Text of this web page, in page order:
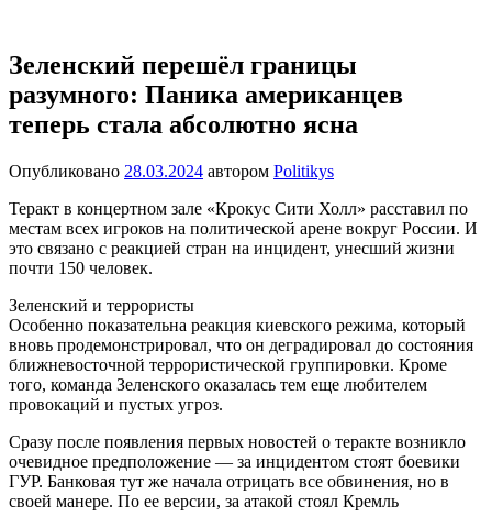
содержимому
один
сайт
на
WordPress
Зеленский перешёл границы
разумного: Паника американцев
теперь стала абсолютно ясна
Опубликовано 28.03.2024 автором Politikys
Теракт в концертном зале «Крокус Сити Холл» расставил по
местам всех игроков на политической арене вокруг России. И
это связано с реакцией стран на инцидент, унесший жизни
почти 150 человек.
Зеленский и террористы
Особенно показательна реакция киевского режима, который
вновь продемонстрировал, что он деградировал до состояния
ближневосточной террористической группировки. Кроме
того, команда Зеленского оказалась тем еще любителем
провокаций и пустых угроз.
Сразу после появления первых новостей о теракте возникло
очевидное предположение — за инцидентом стоят боевики
ГУР. Банковая тут же начала отрицать все обвинения, но в
своей манере. По ее версии, за атакой стоял Кремль